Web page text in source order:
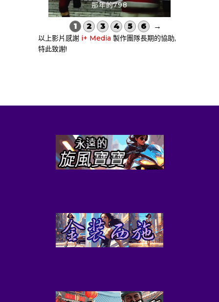
那年的798
1 2 3 4 5 6 →
以上影片感謝i+ Media 製作團隊長期的協助,
特此致謝!